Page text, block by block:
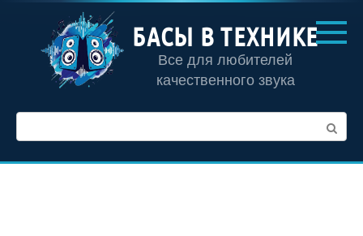
контенту
БАСЫ В ТЕХНИКЕ
Все для любителей
качественного звука